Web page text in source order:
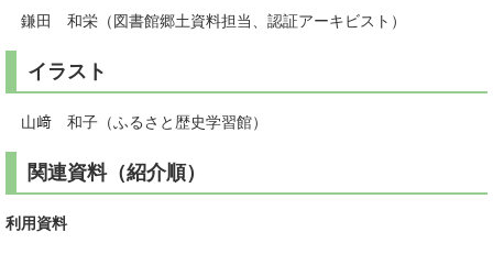
鎌田 和栄（図書館郷土資料担当、認証アーキビスト）
イラスト
山﨑 和子（ふるさと歴史学習館）
関連資料（紹介順）
利用資料